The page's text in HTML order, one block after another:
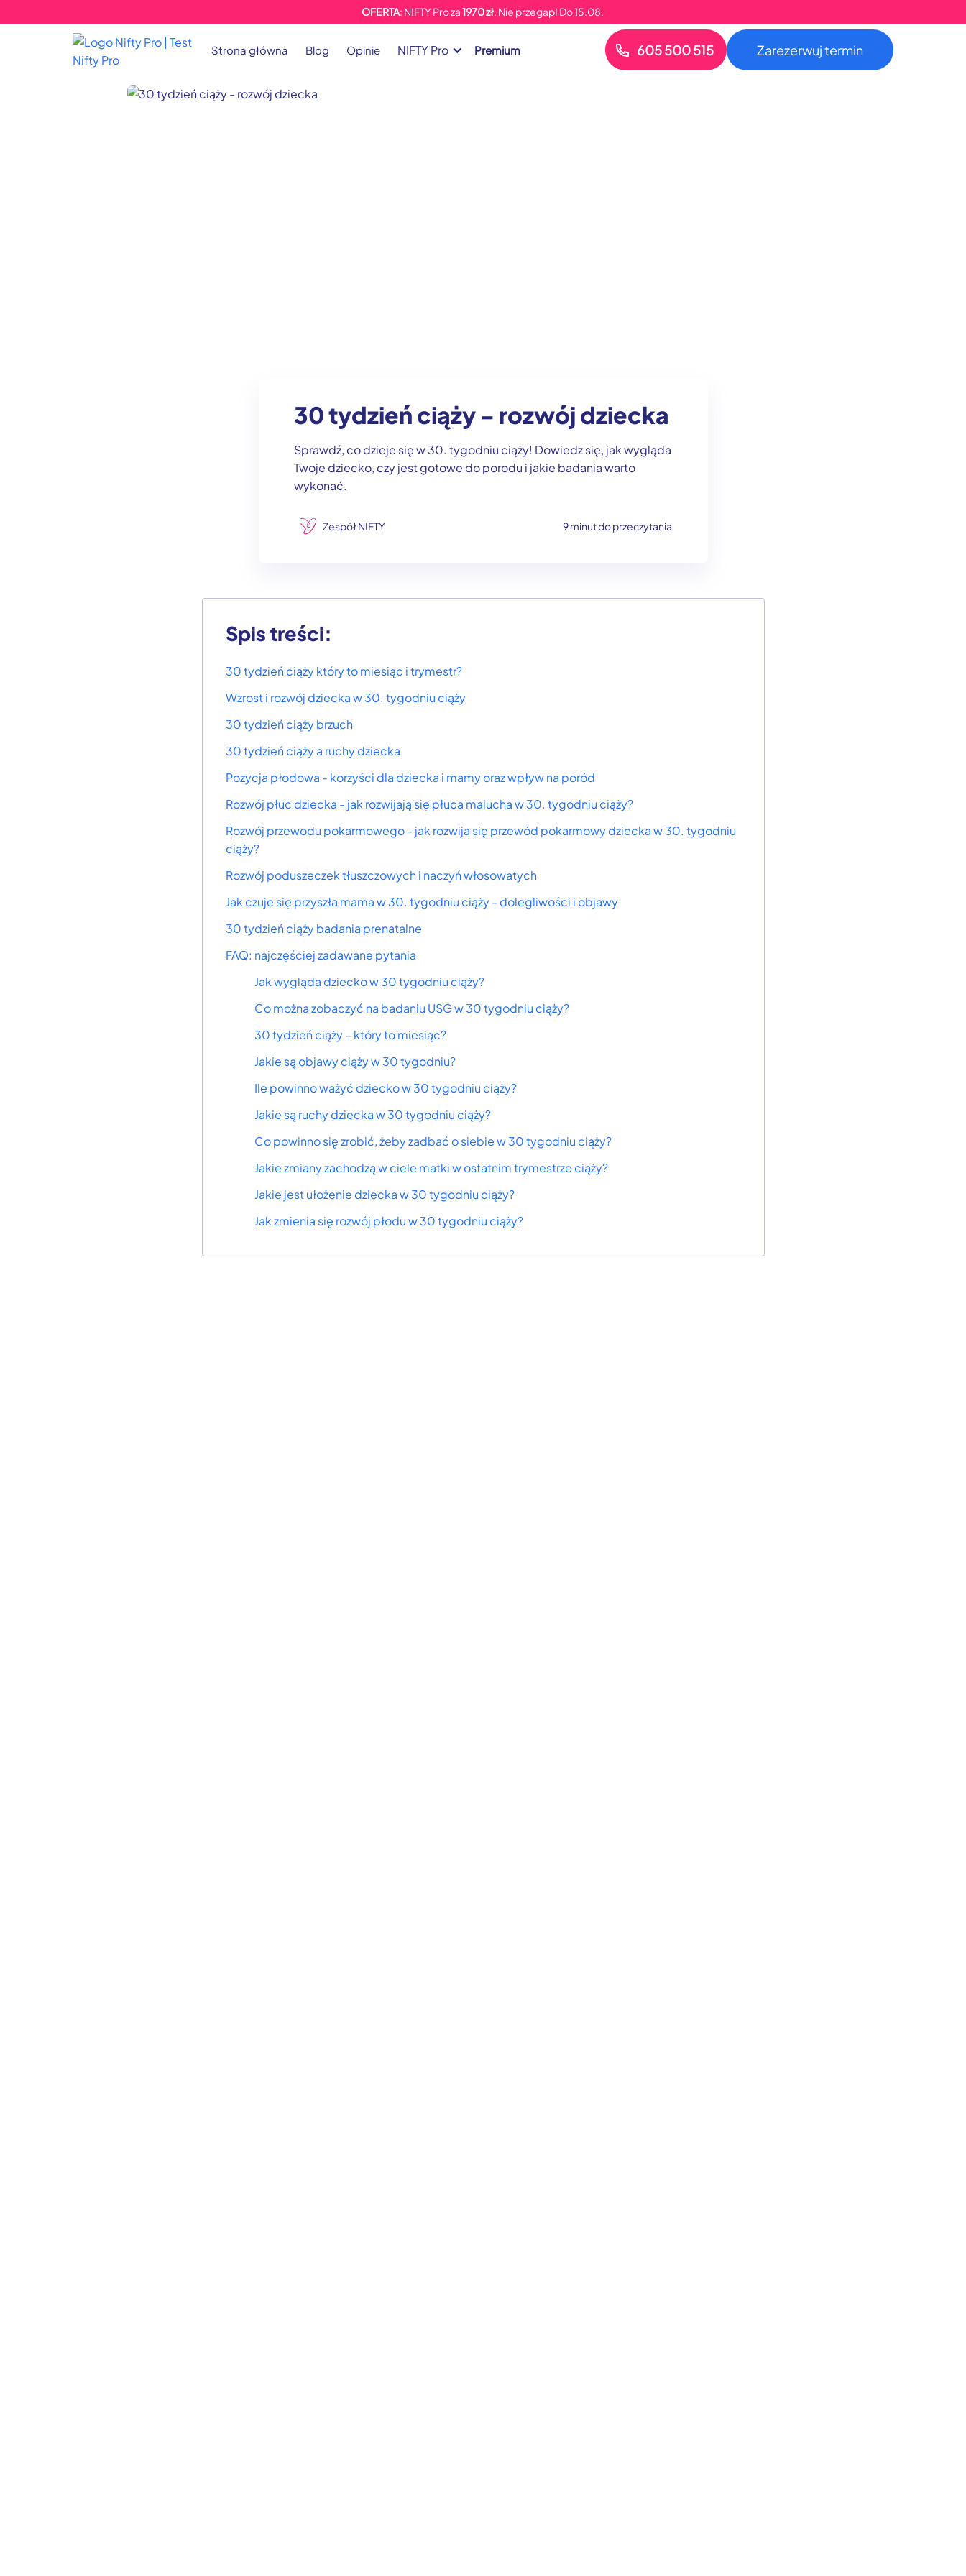
OFERTA: NIFTY Pro za1970 zł. Nie przegap! Do15.08.
Strona główna Blog Opinie NIFTY Pro Premium 605 500 515 Zarezerwuj termin
30 tydzień ciąży - rozwój dziecka
Sprawdź, co dzieje się w 30. tygodniu ciąży! Dowiedz się, jak wygląda
Twoje dziecko, czy jest gotowe do porodu i jakie badania warto
wykonać.
Zespół NIFTY 9 minut do przeczytania
Spis treści:
30 tydzień ciąży który to miesiąc i trymestr?
Wzrost i rozwój dziecka w 30. tygodniu ciąży
30 tydzień ciąży brzuch
30 tydzień ciąży a ruchy dziecka
Pozycja płodowa - korzyści dla dziecka i mamy oraz wpływ na poród
Rozwój płuc dziecka - jak rozwijają się płuca malucha w 30. tygodniu ciąży?
Rozwój przewodu pokarmowego - jak rozwija się przewód pokarmowy dziecka w 30. tygodniu
ciąży?
Rozwój poduszeczek tłuszczowych i naczyń włosowatych
Jak czuje się przyszła mama w 30. tygodniu ciąży - dolegliwości i objawy
30 tydzień ciąży badania prenatalne
FAQ: najczęściej zadawane pytania
Jak wygląda dziecko w 30 tygodniu ciąży?
Co można zobaczyć na badaniu USG w 30 tygodniu ciąży?
30 tydzień ciąży – który to miesiąc?
Jakie są objawy ciąży w 30 tygodniu?
Ile powinno ważyć dziecko w 30 tygodniu ciąży?
Jakie są ruchy dziecka w 30 tygodniu ciąży?
Co powinno się zrobić, żeby zadbać o siebie w 30 tygodniu ciąży?
Jakie zmiany zachodzą w ciele matki w ostatnim trymestrze ciąży?
Jakie jest ułożenie dziecka w 30 tygodniu ciąży?
Jak zmienia się rozwój płodu w 30 tygodniu ciąży?